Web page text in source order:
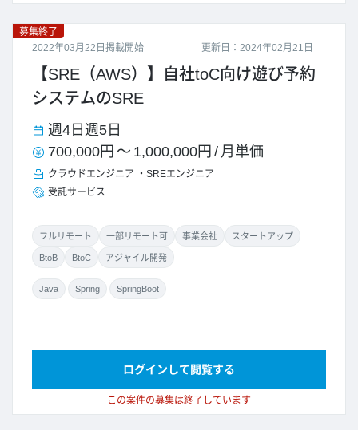
更新日：2024年02月21日
募集終了
2022年03月22日掲載開始
【SRE（AWS）】自社toC向け遊び予約
システムのSRE
週4日 週5日
700,000円 ～ 1,000,000円 / 月単価
クラウドエンジニア
SREエンジニア
受託サービス
フルリモート 一部リモート可 事業会社 スタートアップ
BtoB BtoC アジャイル開発
Java Spring SpringBoot
この案件の募集は終了しています
ログインして閲覧する